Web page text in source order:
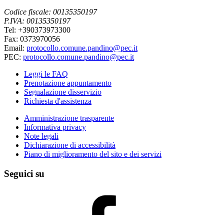
Codice fiscale: 00135350197
P.IVA: 00135350197
Tel: +390373973300
Fax: 0373970056
Email: protocollo.comune.pandino@pec.it
PEC: protocollo.comune.pandino@pec.it
Leggi le FAQ
Prenotazione appuntamento
Segnalazione disservizio
Richiesta d'assistenza
Amministrazione trasparente
Informativa privacy
Note legali
Dichiarazione di accessibilità
Piano di miglioramento del sito e dei servizi
Seguici su